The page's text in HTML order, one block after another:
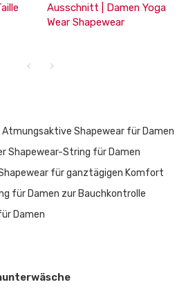
Ausschnitt | Damen Yoga
Wear Shapewear
Atmungsaktive Shapewear für Damen
Shapewear-String für Damen
für ganztägigen Komfort
für Damen zur Bauchkontrolle
Damen